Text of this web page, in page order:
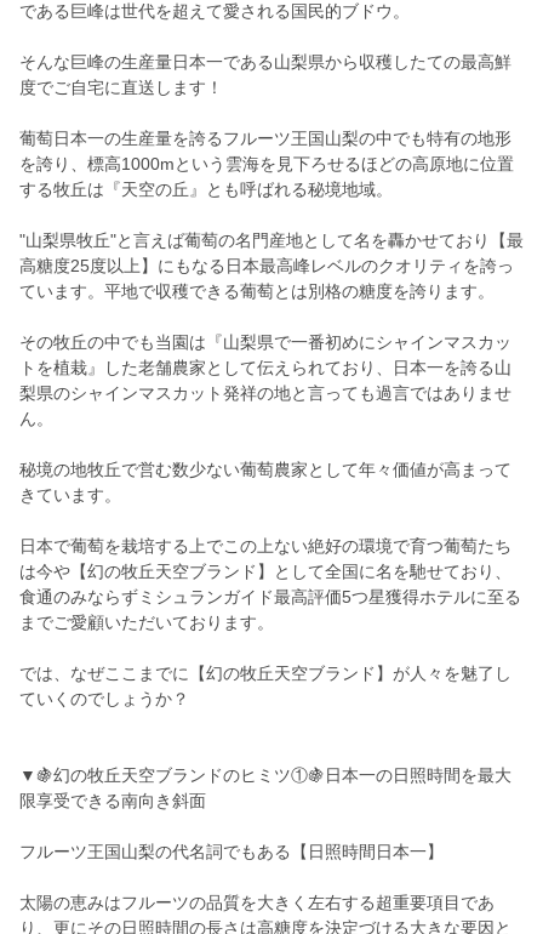
である巨峰は世代を超えて愛される国民的ブドウ。
そんな巨峰の生産量日本一である山梨県から収穫したての最高鮮
度でご自宅に直送します！
葡萄日本一の生産量を誇るフルーツ王国山梨の中でも特有の地形
を誇り、標高1000mという雲海を見下ろせるほどの高原地に位置
する牧丘は『天空の丘』とも呼ばれる秘境地域。
"山梨県牧丘"と言えば葡萄の名門産地として名を轟かせており【最
高糖度25度以上】にもなる日本最高峰レベルのクオリティを誇っ
ています。平地で収穫できる葡萄とは別格の糖度を誇ります。
その牧丘の中でも当園は『山梨県で一番初めにシャインマスカッ
トを植栽』した老舗農家として伝えられており、日本一を誇る山
梨県のシャインマスカット発祥の地と言っても過言ではありませ
ん。
秘境の地牧丘で営む数少ない葡萄農家として年々価値が高まって
きています。
日本で葡萄を栽培する上でこの上ない絶好の環境で育つ葡萄たち
は今や【幻の牧丘天空ブランド】として全国に名を馳せており、
食通のみならずミシュランガイド最高評価5つ星獲得ホテルに至る
までご愛顧いただいております。
では、なぜここまでに【幻の牧丘天空ブランド】が人々を魅了し
ていくのでしょうか？
▼🍇幻の牧丘天空ブランドのヒミツ①🍇日本一の日照時間を最大
限享受できる南向き斜面
フルーツ王国山梨の代名詞でもある【日照時間日本一】
太陽の恵みはフルーツの品質を大きく左右する超重要項目であ
り、更にその日照時間の長さは高糖度を決定づける大きな要因と